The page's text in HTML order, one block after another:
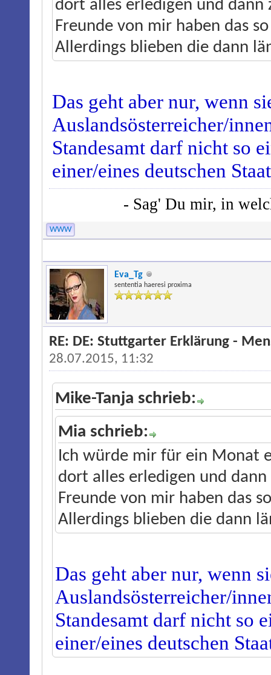
dort alles erledigen und dann
Freunde von mir haben das
Allerdings blieben die dann
Das geht aber nur, wenn
Auslandsösterreicher/
Standesamt darf nicht so
einer/eines deutschen
- Sag' Du mir, in
WWW
Eva_Tg
sententia haeresi proxima
RE: DE: Stuttgarter Erklärung -
28.07.2015, 11:32
Mike-Tanja schrieb:
Mia schrieb:
Ich würde mir für ein Monat
dort alles erledigen und
Freunde von mir haben das
Allerdings blieben die dann
Das geht aber nur, wenn
Auslandsösterreicher/
Standesamt darf nicht so
einer/eines deutschen